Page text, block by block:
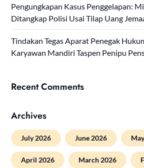
Pengungkapan Kasus Penggelapan:
Ditangkap Polisi Usai Tilap Uang
Tindakan Tegas Aparat Penegak
Karyawan Mandiri Taspen Penipu
Recent Comments
Archives
July 2026 June 2026
April 2026 March 2026